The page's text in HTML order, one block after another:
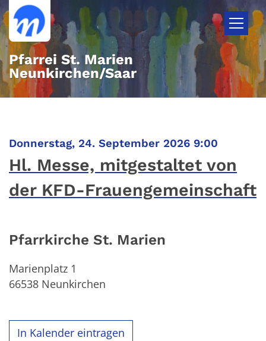
Zum Inhalt springen
Pfarrei St. Marien
Neunkirchen/Saar
Donnerstag, 24. September 2026 9:00
Hl. Messe, mitgestaltet von
der KFD-Frauengemeinschaft
Pfarrkirche St. Marien
Marienplatz 1
66538 Neunkirchen
In Kalender eintragen